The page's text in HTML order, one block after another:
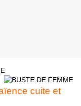
cuite et